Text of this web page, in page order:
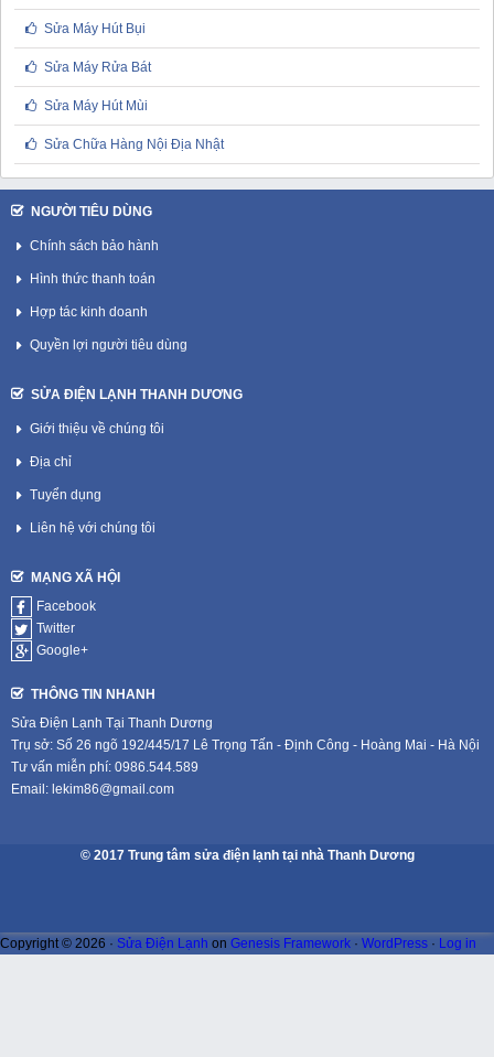
Sửa Máy Hút Bụi
Sửa Máy Rửa Bát
Sửa Máy Hút Mùi
Sửa Chữa Hàng Nội Địa Nhật
NGƯỜI TIÊU DÙNG
Chính sách bảo hành
Hình thức thanh toán
Hợp tác kinh doanh
Quyền lợi người tiêu dùng
SỬA ĐIỆN LẠNH THANH DƯƠNG
Giới thiệu về chúng tôi
Địa chỉ
Tuyển dụng
Liên hệ với chúng tôi
MẠNG XÃ HỘI
Facebook
Twitter
Google+
THÔNG TIN NHANH
Sửa Điện Lạnh Tại Thanh Dương
Trụ sở: Số 26 ngõ 192/445/17 Lê Trọng Tấn - Định Công - Hoàng Mai - Hà Nội
Tư vấn miễn phí: 0986.544.589
Email: lekim86@gmail.com
© 2017 Trung tâm sửa điện lạnh tại nhà Thanh Dương
Copyright © 2026 · Sửa Điện Lạnh on Genesis Framework · WordPress · Log in